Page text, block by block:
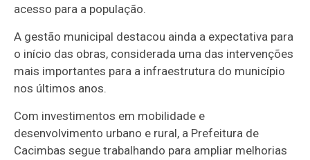
acesso para a população.
A gestão municipal destacou ainda a expectativa para
o início das obras, considerada uma das intervenções
mais importantes para a infraestrutura do município
nos últimos anos.
Com investimentos em mobilidade e
desenvolvimento urbano e rural, a Prefeitura de
Cacimbas segue trabalhando para ampliar melhorias